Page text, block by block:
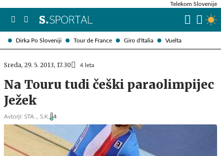
Dirka Po Sloveniji Tour de France Giro d'Italia Vuelta
Telekom Slovenije
Sreda, 29. 5. 2013, 17.30 4 leta
Na Touru tudi češki paraolimpijec
Ježek
Avtorji: STA ,, S.K. 4